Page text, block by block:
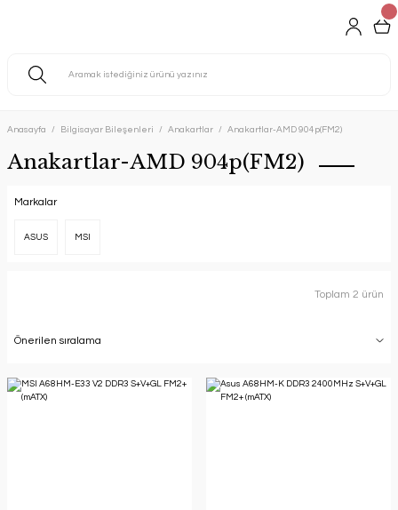
Anasayfa Bilgisayar Bileşenleri Anakartlar Anakartlar-AMD 904p(FM2)
Anakartlar-AMD 904p(FM2)
Markalar
ASUS MSI
Toplam 2 ürün